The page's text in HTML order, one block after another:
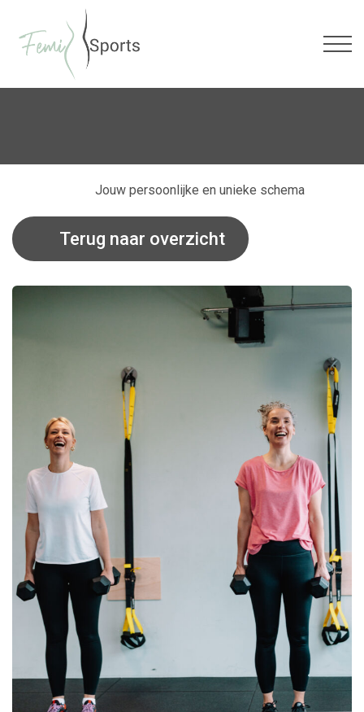
Jouw persoonlijke en unieke schema
Terug naar overzicht